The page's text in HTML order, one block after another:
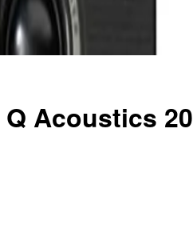
Acoustics